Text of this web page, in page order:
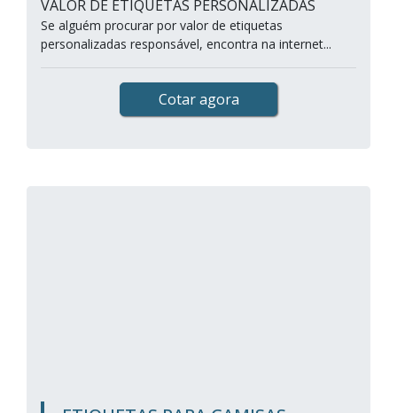
VALOR DE ETIQUETAS PERSONALIZADAS
Se alguém procurar por valor de etiquetas
personalizadas responsável, encontra na internet...
Cotar agora